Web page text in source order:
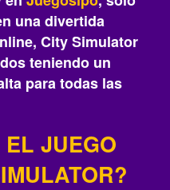
una divertida
City Simulator
teniendo un
para todas las
JUEGO